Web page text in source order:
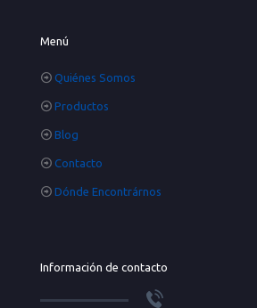
Menú
Quiénes Somos
Productos
Blog
Contacto
Dónde Encontrárnos
Información de contacto